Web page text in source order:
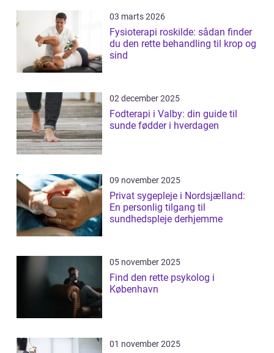
03 marts 2026
Fysioterapi roskilde: sådan finder
du den rette behandling til krop og
sind
02 december 2025
Fodterapi i Valby: din guide til
sunde fødder i hverdagen
09 november 2025
Privat sygepleje i Nordsjælland:
En personlig tilgang til
sundhedspleje derhjemme
05 november 2025
Find den rette psykolog i
København
01 november 2025